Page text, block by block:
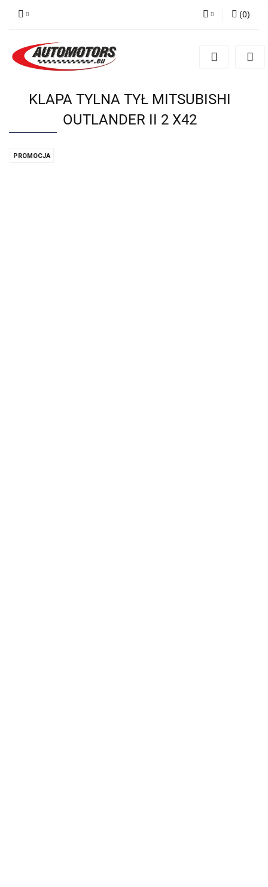
Zarejestruj się
(0)
KLAPA TYLNA TYŁ MITSUBISHI
OUTLANDER II 2 X42
PROMOCJA